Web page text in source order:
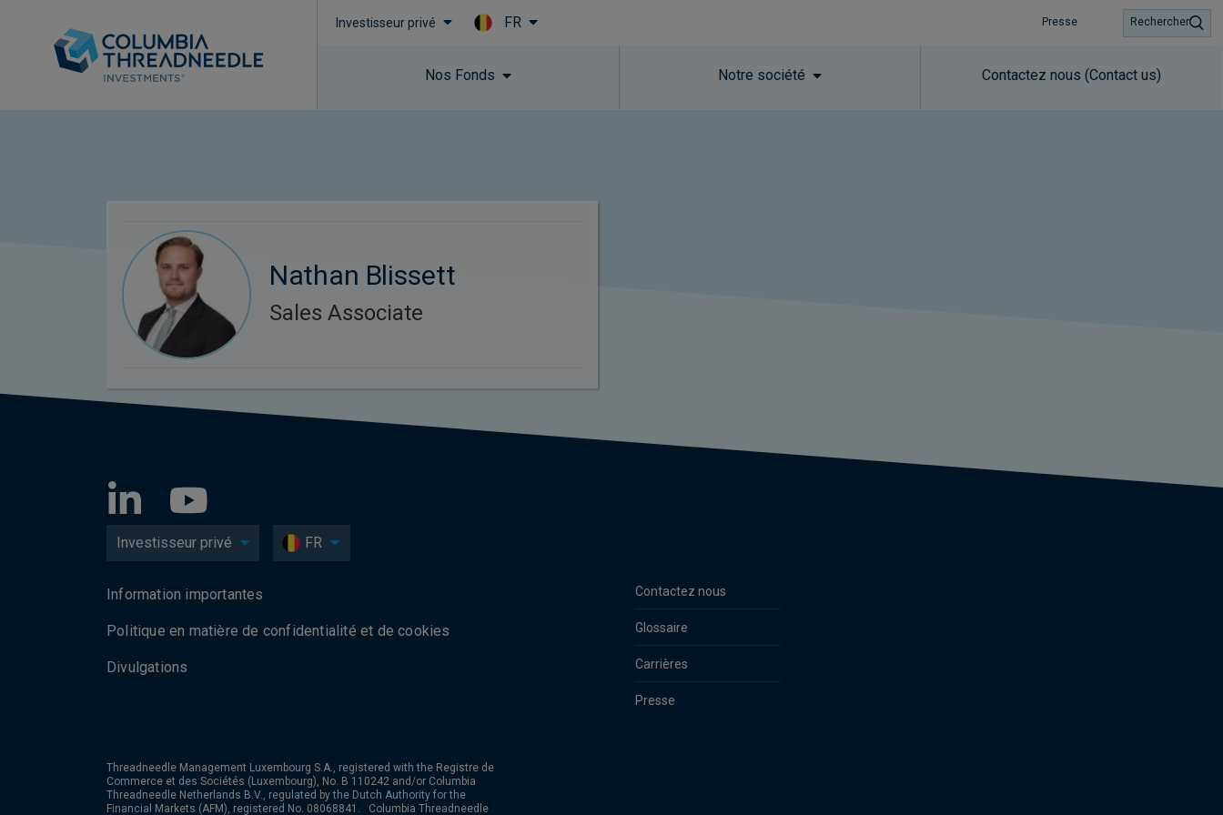
Investisseur privé FR Presse
Nos Fonds​ Notre société Contactez nous (Contact us)
Rechercher
Nathan Blissett
Sales Associate
Investisseur privé FR
Contactez nous
Glossaire
Carrières
Presse
Information importantes
Politique en matière de confidentialité et de cookies
Divulgations
Threadneedle Management Luxembourg S.A., registered with the Registre de
Commerce et des Sociétés (Luxembourg), No. B 110242 and/or Columbia
Threadneedle Netherlands B.V., regulated by the Dutch Authority for the
Financial Markets (AFM), registered No. 08068841. Columbia Threadneedle